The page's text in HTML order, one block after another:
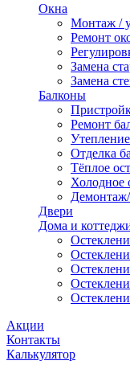
Окна
Монтаж /
Ремонт
Замена
Замена
Балконы
Ремонт
Отделка
Тёплое
Холодное
Двери
Дома и
Акции
Контакты
Калькулятор